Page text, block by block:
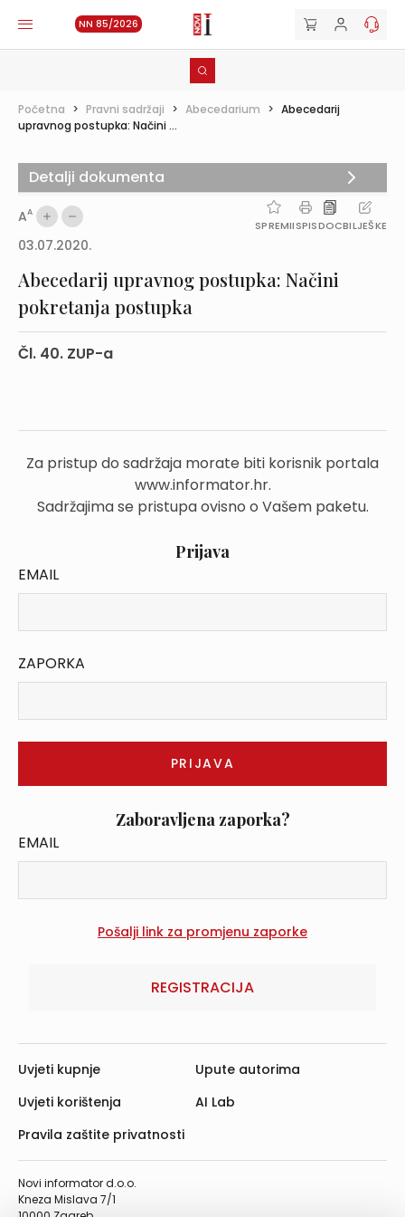
NN 85/2026
Početna > Pravni sadržaji > Abecedarium > Abecedarij
upravnog postupka: Načini ...
AA
SPREMIISPISDOCBILJEŠKE
03.07.2020.
Abecedarij upravnog postupka: Načini
pokretanja postupka
Čl. 40. ZUP-a
Za pristup do sadržaja morate biti korisnik portala
www.informator.hr.
Sadržajima se pristupa ovisno o Vašem paketu.
Prijava
EMAIL
ZAPORKA
Zaboravljena zaporka?
EMAIL
REGISTRACIJA
Detalji dokumenta
Novi informator d.o.o.
Kneza Mislava 7/1
Uvjeti kupnje
Uvjeti korištenja
Pravila zaštite privatnosti
Upute autorima
AI Lab